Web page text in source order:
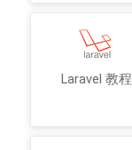
Laravel 教程